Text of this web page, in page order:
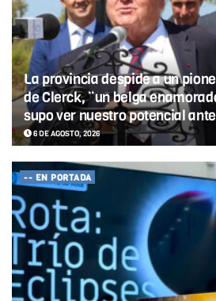
La provincia despide a un
de Clerck, “un belga
supo ver nuestro potencial
6 DE AGOSTO, 2026
-- EN PORTADA